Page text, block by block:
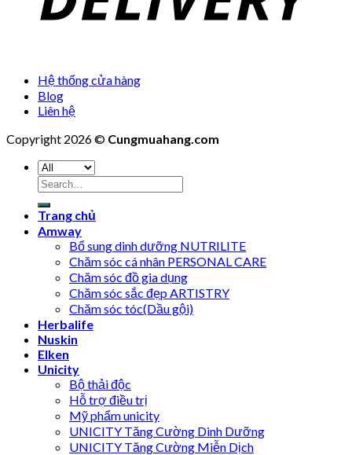
Hệ thống cửa hàng
Blog
Liên hệ
Copyright 2026 © Cungmuahang.com
Search
for:
Trang chủ
Amway
Bổ sung dinh dưỡng NUTRILITE
Chăm sóc cá nhân PERSONAL CARE
Chăm sóc đồ gia dụng
Chăm sóc sắc đẹp ARTISTRY
Chăm sóc tóc(Dầu gội)
Herbalife
Nuskin
Elken
Unicity
Bộ thải độc
Hỗ trợ điều trị
Mỹ phẩm unicity
UNICITY Tăng Cường Dinh Dưỡng
UNICITY Tăng Cường Miễn Dịch